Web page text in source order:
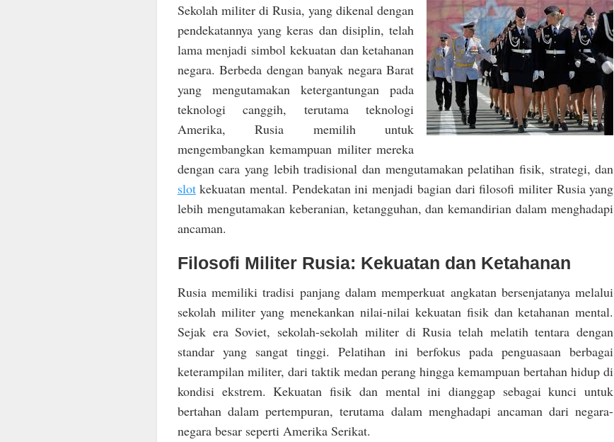
Sekolah militer di Rusia, yang dikenal dengan
pendekatannya yang keras dan disiplin, telah
lama menjadi simbol kekuatan dan ketahanan
negara. Berbeda dengan banyak negara Barat
yang mengutamakan ketergantungan pada
teknologi canggih, terutama teknologi
Amerika, Rusia memilih untuk
mengembangkan kemampuan militer mereka
dengan cara yang lebih tradisional dan mengutamakan pelatihan fisik, strategi, dan
slotkekuatan mental. Pendekatan ini menjadi bagian dari filosofi militer Rusia yang
lebih mengutamakan keberanian, ketangguhan, dan kemandirian dalam menghadapi
ancaman.
Filosofi Militer Rusia: Kekuatan dan Ketahanan
Rusia memiliki tradisi panjang dalam memperkuat angkatan bersenjatanya melalui
sekolah militer yang menekankan nilai-nilai kekuatan fisik dan ketahanan mental.
Sejak era Soviet, sekolah-sekolah militer di Rusia telah melatih tentara dengan
standar yang sangat tinggi. Pelatihan ini berfokus pada penguasaan berbagai
keterampilan militer, dari taktik medan perang hingga kemampuan bertahan hidup di
kondisi ekstrem. Kekuatan fisik dan mental ini dianggap sebagai kunci untuk
bertahan dalam pertempuran, terutama dalam menghadapi ancaman dari negara-
negara besar seperti Amerika Serikat.